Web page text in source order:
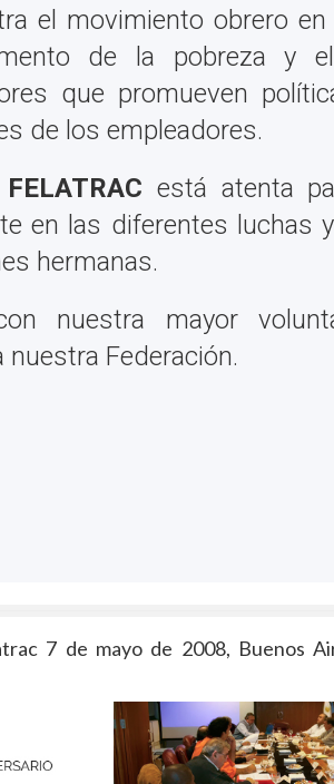
el movimiento obrero
de la pobreza y
que promueven
de los empleadores.
FELATRAC está atenta
en las diferentes luchas
hermanas.
nuestra mayor
Federación.
7 de mayo de 2008, Buenos